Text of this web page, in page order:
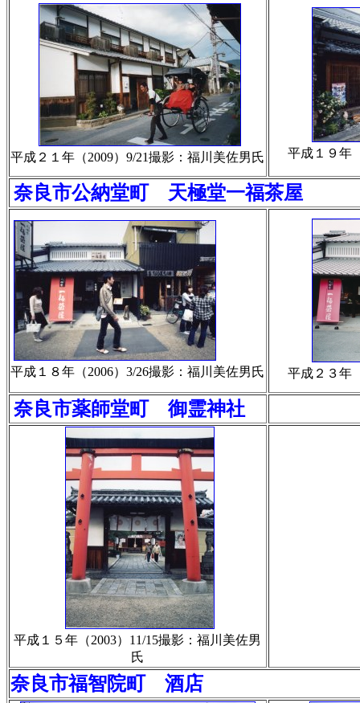
平成２１年（2009）9/21撮影：福川美佐男氏 平成１９年
奈良市公納堂町 天極堂一福茶屋
平成１８年（2006）3/26撮影：福川美佐男氏 平成２３年
奈良市薬師堂町 御霊神社
平成１５年（2003）11/15撮影：福川美佐男
氏
奈良市福智院町 酒店